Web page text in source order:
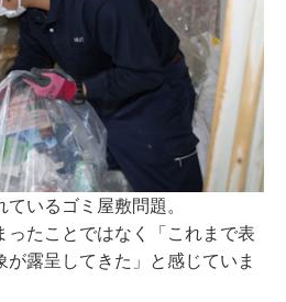
いるゴミ屋敷問題。
ったことではなく「これまで表
露呈してきた」と感じていま